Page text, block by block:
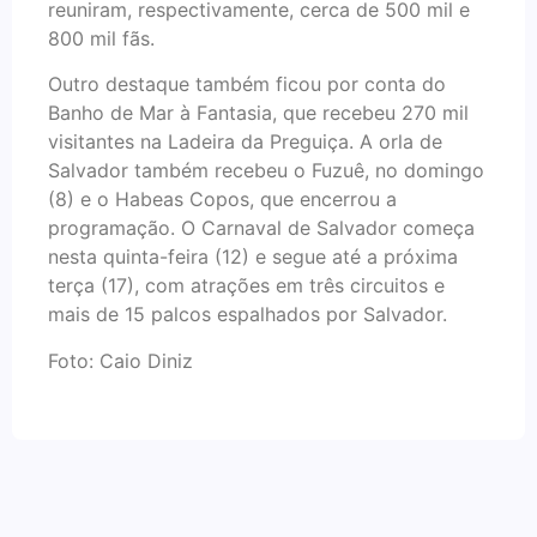
reuniram, respectivamente, cerca de 500 mil e
800 mil fãs.
Outro destaque também ficou por conta do
Banho de Mar à Fantasia, que recebeu 270 mil
visitantes na Ladeira da Preguiça. A orla de
Salvador também recebeu o Fuzuê, no domingo
(8) e o Habeas Copos, que encerrou a
programação. O Carnaval de Salvador começa
nesta quinta-feira (12) e segue até a próxima
terça (17), com atrações em três circuitos e
mais de 15 palcos espalhados por Salvador.
Foto: Caio Diniz